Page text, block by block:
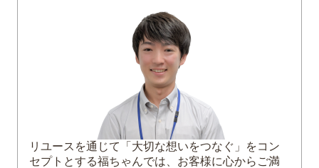
ルイヴィトンのトロリー｜ホライゾンは使
ホライゾン50
ホライゾン・ソフト2R55
ルイヴィトンのトロリー｜ホライゾン注意
点
キャスターロックがない
リユースを通じて「大切な想いをつなぐ」をコン
セプトとする福ちゃんでは、お客様に心からご満